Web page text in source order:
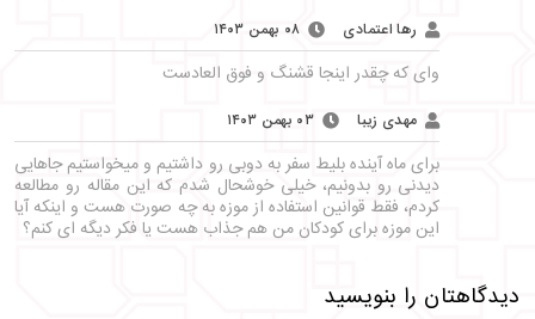
رها اعتمادی ۰۸ بهمن ۱۴۰۳
وای که چقدر اینجا قشنگ و فوق العادست
مهدی زیبا ۰۳ بهمن ۱۴۰۳
برای ماه آینده بلیط سفر به دوبی رو داشتیم و میخواستیم جاهایی
دیدنی رو بدونیم، خیلی خوشحال شدم که این مقاله رو مطالعه
کردم، فقط قوانین استفاده از موزه به چه صورت هست و اینکه آیا
این موزه برای کودکان من هم جذاب هست یا فکر دیگه ای کنم؟
دیدگاهتان را بنویسید